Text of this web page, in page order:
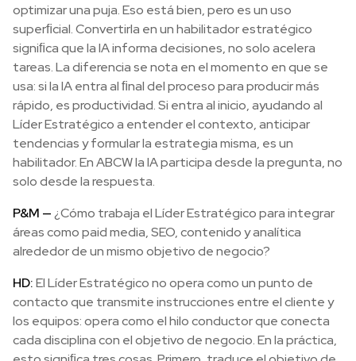
optimizar una puja. Eso está bien, pero es un uso
superﬁcial. Convertirla en un habilitador estratégico
signiﬁca que la IA informa decisiones, no solo acelera
tareas. La diferencia se nota en el momento en que se
usa: si la IA entra al ﬁnal del proceso para producir más
rápido, es productividad. Si entra al inicio, ayudando al
Líder Estratégico a entender el contexto, anticipar
tendencias y formular la estrategia misma, es un
habilitador. En ABCW la IA participa desde la pregunta, no
solo desde la respuesta.
P&M —¿Cómo trabaja el Líder Estratégico para integrar
áreas como paid media, SEO, contenido y analítica
alrededor de un mismo objetivo de negocio?
HD:El Líder Estratégico no opera como un punto de
contacto que transmite instrucciones entre el cliente y
los equipos: opera como el hilo conductor que conecta
cada disciplina con el objetivo de negocio. En la práctica,